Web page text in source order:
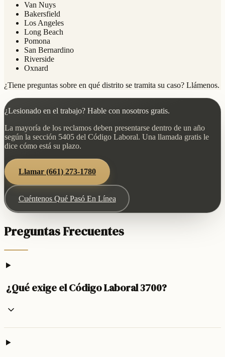
Van Nuys
Bakersfield
Los Angeles
Long Beach
Pomona
San Bernardino
Riverside
Oxnard
¿Tiene preguntas sobre en qué distrito se tramita su caso? Llámenos.
¿Lesionado en el trabajo? Hable con nosotros gratis.
La mayoría de los reclamos deben presentarse dentro de un año
según la sección 5405 del Código Laboral. Una llamada gratis le
dice cómo está su plazo.
Llamar (661) 273-1780
Cuéntenos Qué Pasó En Línea
Preguntas Frecuentes
¿Qué exige el Código Laboral 3700?